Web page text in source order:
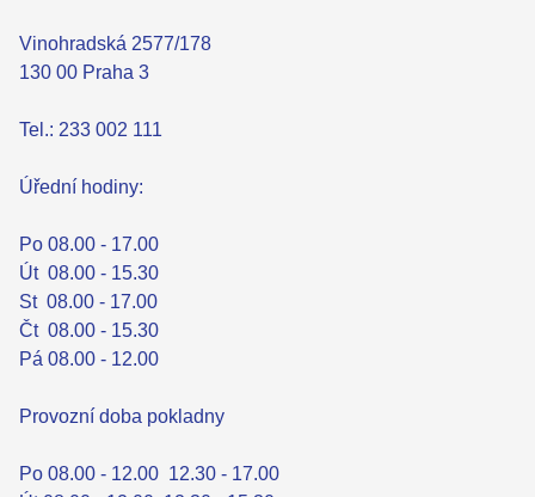
Vinohradská 2577/178
130 00 Praha 3
Tel.: 233 002 111
Úřední hodiny:
Po 08.00 - 17.00
Út 08.00 - 15.30
St 08.00 - 17.00
Čt 08.00 - 15.30
Pá 08.00 - 12.00
Provozní doba pokladny
Po 08.00 - 12.00 12.30 - 17.00